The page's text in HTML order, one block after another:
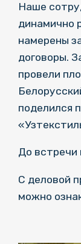
Наше
динамично
намерены
договоры.
провели
поделился
До встречи
С деловой
можно